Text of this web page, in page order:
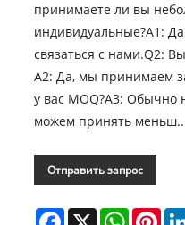
принимаете ли вы
индивидуальные?A1:
связаться с нами.Q2:
A2: Да, мы принимаем
у вас MOQ?A3:
можем принять
Отправить запрос
Facebook
X WhatsApp